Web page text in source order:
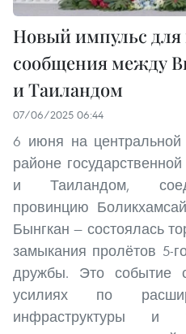
Новый импульс для
сообщения между
и Таиландом
07/06/2025 06:44
6 июня на
районе
и Таиландом,
провинцию
Бынгкан — состоялась
замыкания пролётов 5-
дружбы. Это событие
усилиях по
инфраструктуры и